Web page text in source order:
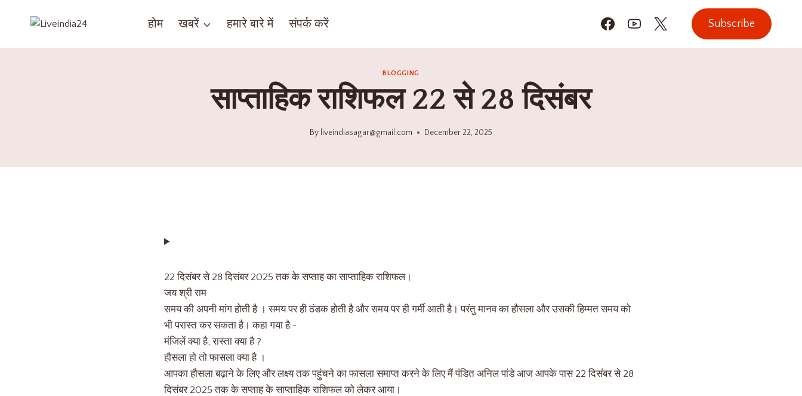
होम खबरें हमारे बारे में संपर्क करें Subscribe
BLOGGING
साप्ताहिक राशिफल 22 से 28 दिसंबर
By liveindiasagar@gmail.com December 22, 2025
22 दिसंबर से 28 दिसंबर 2025 तक के सप्ताह का साप्ताहिक राशिफल।
जय श्री राम
समय की अपनी मांग होती है । समय पर ही ठंडक होती है और समय पर ही गर्मी आती है। परंतु मानव का हौसला और उसकी हिम्मत समय को
भी परास्त कर सकता है। कहा गया है:-
मंजिलें क्या है, रास्ता क्या है ?
हौसला हो तो फासला क्या है ।
आपका हौसला बढ़ाने के लिए और लक्ष्य तक पहुंचने का फासला समाप्त करने के लिए मैं पंडित अनिल पांडे आज आपके पास 22 दिसंबर से 28
दिसंबर 2025 तक के सप्ताह के साप्ताहिक राशिफल को लेकर आया।